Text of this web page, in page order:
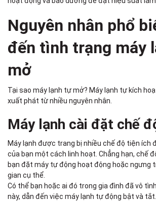
Nguyên nhân phổ
đến tình trạng máy
mở
Tại sao máy lạnh tự mở? Máy lạnh tự kích
xuất phát từ nhiều nguyên nhân.
Máy lạnh cài đặt chế
Máy lạnh được trang bị nhiều chế độ tiện ích
của bạn một cách linh hoạt. Chẳng hạn, chế
bạn đặt máy tự động hoạt động hoặc ngưng
gian cụ thể.
Có thể bạn hoặc ai đó trong gia đình đã vô
này, dẫn đến việc máy lạnh tự động bật và